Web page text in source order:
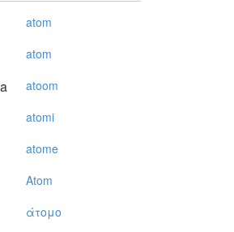
atom
atom
atoom
atomi
atome
Atom
άτoμo